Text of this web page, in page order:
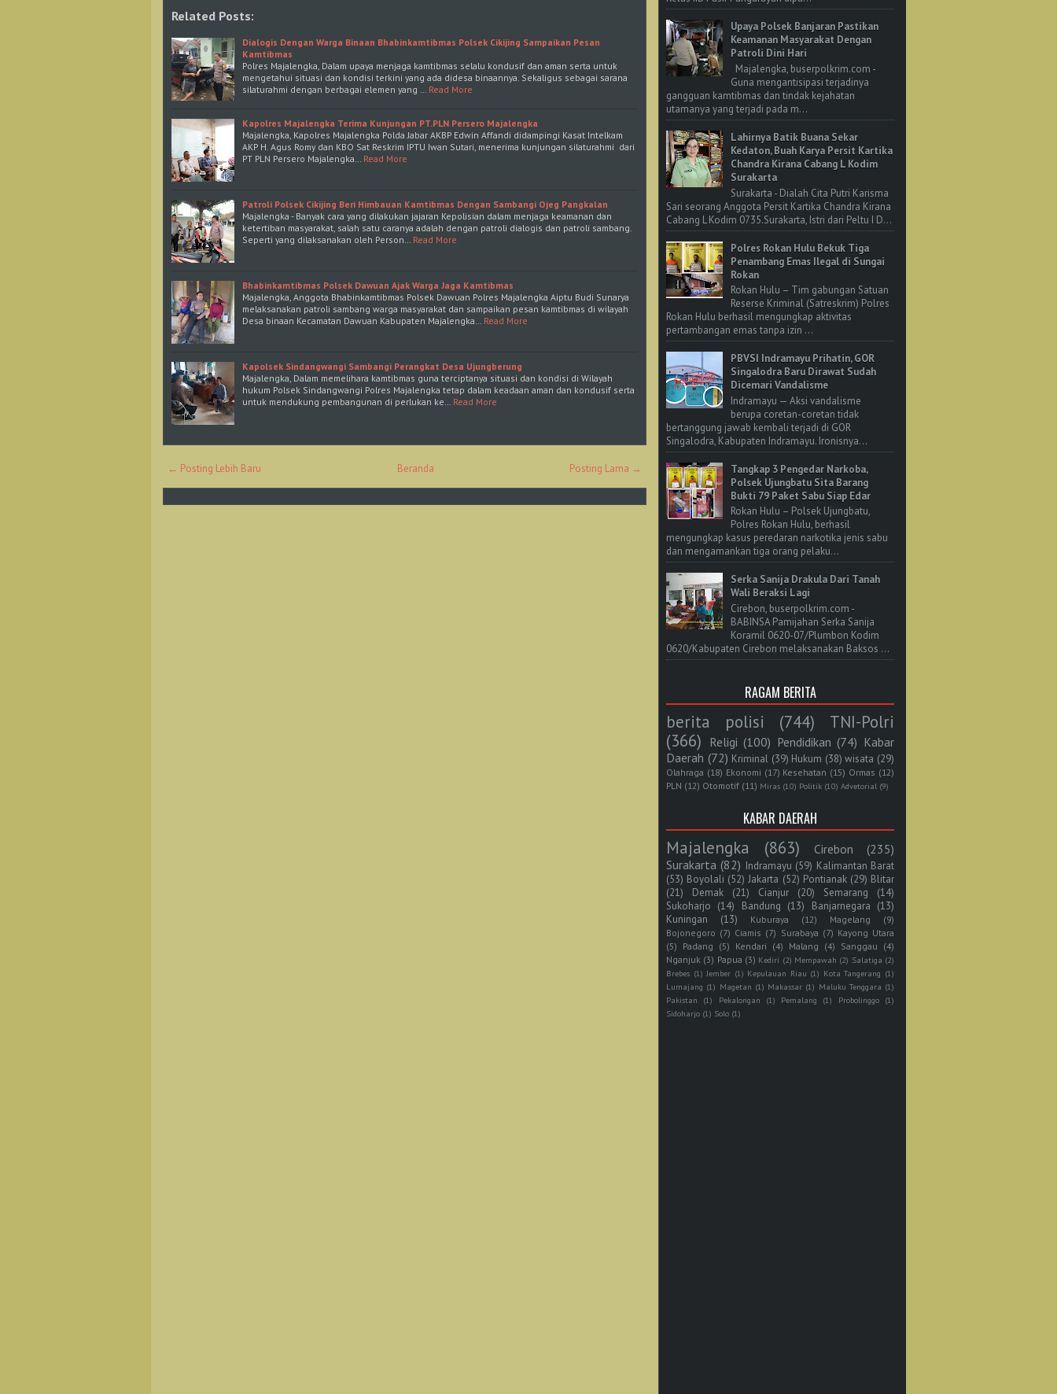
Related Posts:
Dialogis Dengan Warga Binaan Bhabinkamtibmas Polsek Cikijing Sampaikan Pesan
Kamtibmas
Polres Majalengka, Dalam upaya menjaga kamtibmas selalu kondusif dan aman serta untuk
mengetahui situasi dan kondisi terkini yang ada didesa binaannya. Sekaligus sebagai sarana
silaturahmi dengan berbagai elemen yang … Read More
Kapolres Majalengka Terima Kunjungan PT.PLN Persero Majalengka
Majalengka, Kapolres Majalengka Polda Jabar AKBP Edwin Affandi didampingi Kasat Intelkam
AKP H. Agus Romy dan KBO Sat Reskrim IPTU Iwan Sutari, menerima kunjungan silaturahmi dari
PT PLN Persero Majalengka… Read More
Patroli Polsek Cikijing Beri Himbauan Kamtibmas Dengan Sambangi Ojeg Pangkalan
Majalengka - Banyak cara yang dilakukan jajaran Kepolisian dalam menjaga keamanan dan
ketertiban masyarakat, salah satu caranya adalah dengan patroli dialogis dan patroli sambang.
Seperti yang dilaksanakan oleh Person… Read More
Bhabinkamtibmas Polsek Dawuan Ajak Warga Jaga Kamtibmas
Majalengka, Anggota Bhabinkamtibmas Polsek Dawuan Polres Majalengka Aiptu Budi Sunarya
melaksanakan patroli sambang warga masyarakat dan sampaikan pesan kamtibmas di wilayah
Desa binaan Kecamatan Dawuan Kabupaten Majalengka… Read More
Kapolsek Sindangwangi Sambangi Perangkat Desa Ujungberung
Majalengka, Dalam memelihara kamtibmas guna terciptanya situasi dan kondisi di Wilayah
hukum Polsek Sindangwangi Polres Majalengka tetap dalam keadaan aman dan kondusif serta
untuk mendukung pembangunan di perlukan ke… Read More
← Posting Lebih Baru Posting Lama →
Beranda
Upaya Polsek Banjaran Pastikan
Keamanan Masyarakat Dengan
Patroli Dini Hari
Majalengka, buserpolkrim.com -
Guna mengantisipasi terjadinya
gangguan kamtibmas dan tindak kejahatan
utamanya yang terjadi pada m...
Lahirnya Batik Buana Sekar
Kedaton, Buah Karya Persit Kartika
Chandra Kirana Cabang L Kodim
Surakarta
Surakarta - Dialah Cita Putri Karisma
Sari seorang Anggota Persit Kartika Chandra Kirana
Cabang L Kodim 0735.Surakarta, Istri dari Peltu I D...
Polres Rokan Hulu Bekuk Tiga
Penambang Emas Ilegal di Sungai
Rokan
Rokan Hulu – Tim gabungan Satuan
Reserse Kriminal (Satreskrim) Polres
Rokan Hulu berhasil mengungkap aktivitas
pertambangan emas tanpa izin ...
PBVSI Indramayu Prihatin, GOR
Singalodra Baru Dirawat Sudah
Dicemari Vandalisme
Indramayu — Aksi vandalisme
berupa coretan-coretan tidak
bertanggung jawab kembali terjadi di GOR
Singalodra, Kabupaten Indramayu. Ironisnya...
Tangkap 3 Pengedar Narkoba,
Polsek Ujungbatu Sita Barang
Bukti 79 Paket Sabu Siap Edar
Rokan Hulu – Polsek Ujungbatu,
Polres Rokan Hulu, berhasil
mengungkap kasus peredaran narkotika jenis sabu
dan mengamankan tiga orang pelaku...
Serka Sanija Drakula Dari Tanah
Wali Beraksi Lagi
Cirebon, buserpolkrim.com -
BABINSA Pamijahan Serka Sanija
Koramil 0620-07/Plumbon Kodim
0620/Kabupaten Cirebon melaksanakan Baksos ...
RAGAM BERITA
berita polisi (744)
TNI-Polri
(366) Religi (100) Pendidikan (74) Kabar
Daerah (72) Kriminal (39) Hukum (38) wisata (29)
Olahraga (18) Ekonomi (17) Kesehatan (15) Ormas (12)
PLN (12) Otomotif (11) Miras (10) Politik (10) Advetorial (9)
KABAR DAERAH
Majalengka (863) Cirebon
(235)
Surakarta (82) Indramayu (59) Kalimantan Barat
(53) Boyolali (52) Jakarta (52) Pontianak (29) Blitar
(21)
Demak (21) Cianjur (20) Semarang
(14)
Sukoharjo (14) Bandung (13) Banjarnegara (13)
Kuningan
(13) Kuburaya (12) Magelang
(9)
Bojonegoro (7) Ciamis (7) Surabaya (7) Kayong Utara
(5) Padang (5) Kendari (4) Malang (4) Sanggau (4)
Nganjuk (3) Papua (3) Kediri (2) Mempawah (2) Salatiga (2)
Brebes (1) Jember (1) Kepulauan Riau (1) Kota Tangerang (1)
Lumajang (1) Magetan (1) Makassar (1) Maluku Tenggara (1)
Pakistan
(1) Pekalongan (1) Pemalang (1) Probolinggo (1)
Sidoharjo (1) Solo (1)